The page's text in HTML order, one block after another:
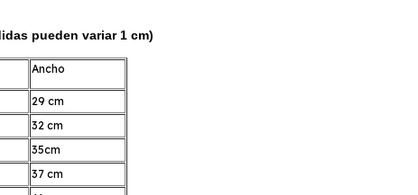
pueden variar 1 cm)
Ancho
29 cm
32 cm
35cm
37 cm